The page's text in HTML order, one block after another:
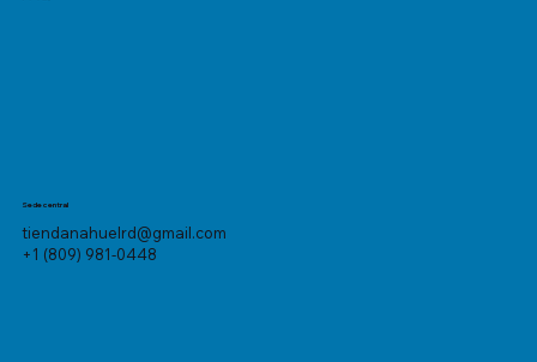
Sede central
tiendanahuelrd@gmail.com
+1 (809) 981-0448